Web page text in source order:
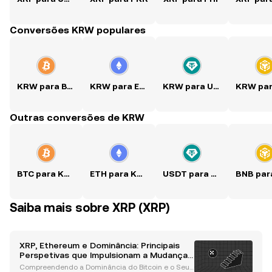
Conversões KRW populares
KRW para BTC KRW para ETH KRW para USDT
Outras conversões de KRW
BTC para KRW ETH para KRW USDT para KRW
Saiba mais sobre XRP (XRP)
XRP, Ethereum e Dominância: Principais
Perspetivas que Impulsionam a Mudança
no Mercado de Altcoins
Compreendendo a Dominância do Bitcoin e o Seu I